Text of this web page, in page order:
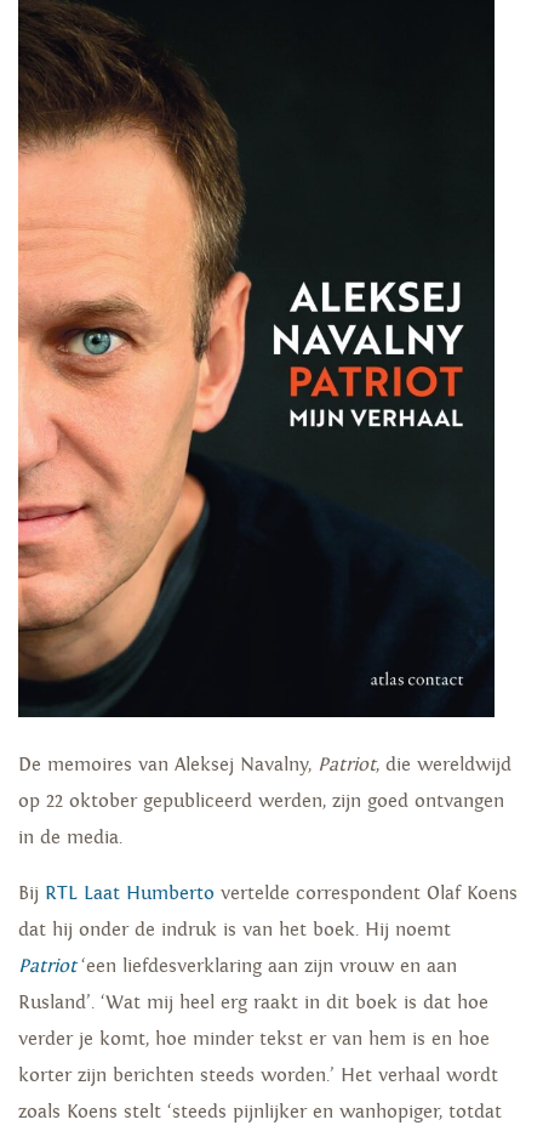
De memoires van Aleksej Navalny, Patriot, die wereldwijd
op 22 oktober gepubliceerd werden, zijn goed ontvangen
in de media.
Bij RTL Laat Humberto vertelde correspondent Olaf Koens
dat hij onder de indruk is van het boek. Hij noemt
Patriot‘een liefdesverklaring aan zijn vrouw en aan
Rusland’. ‘Wat mij heel erg raakt in dit boek is dat hoe
verder je komt, hoe minder tekst er van hem is en hoe
korter zijn berichten steeds worden.’ Het verhaal wordt
zoals Koens stelt ‘steeds pijnlijker en wanhopiger, totdat